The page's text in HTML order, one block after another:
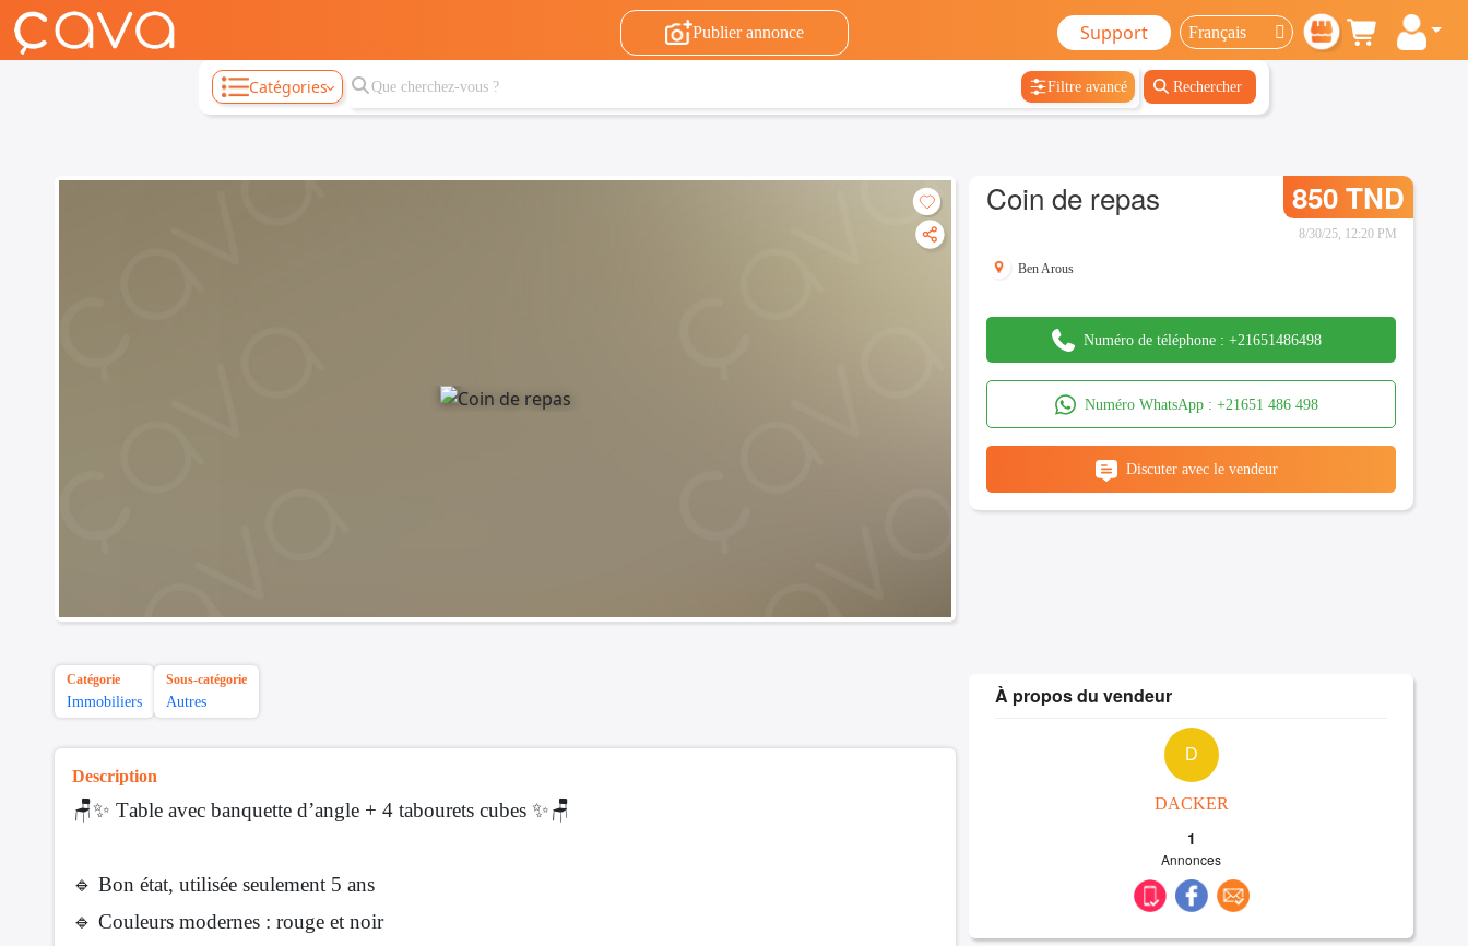
Publier annonce Support
Catégories Filtre avancé Rechercher
Coin de repas 850 TND
8/30/25, 12:20 PM
Ben Arous
Numéro de téléphone :+21651486498
Numéro WhatsApp : +21651 486 498
Discuter avec le vendeur
Catégorie
Immobiliers
Sous-catégorie
Autres
Description
🪑✨ Table avec banquette d’angle + 4 tabourets cubes ✨🪑
🔹 Bon état, utilisée seulement 5 ans
🔹 Couleurs modernes : rouge et noir
À propos du vendeur
D
DACKER
1
Annonces